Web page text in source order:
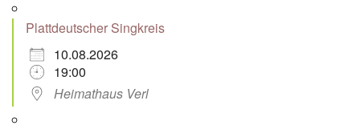
Plattdeutscher Singkreis
10.08.2026
19:00
Heimathaus Verl